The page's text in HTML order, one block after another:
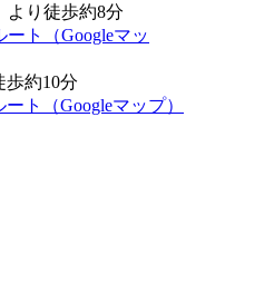
より徒歩約8分
ト（Googleマッ
歩約10分
ト（Googleマップ）